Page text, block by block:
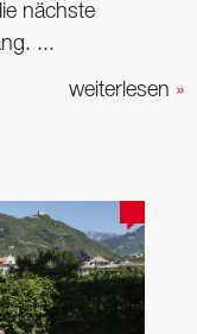
nächste
...
weiterlesen »